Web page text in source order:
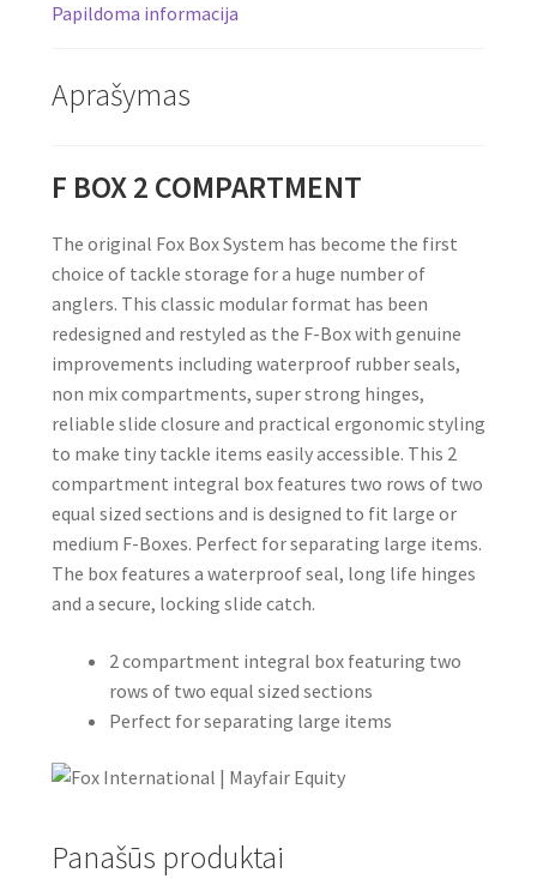
Papildoma informacija
Aprašymas
F BOX 2 COMPARTMENT
The original Fox Box System has become the first
choice of tackle storage for a huge number of
anglers. This classic modular format has been
redesigned and restyled as the F-Box with genuine
improvements including waterproof rubber seals,
non mix compartments, super strong hinges,
reliable slide closure and practical ergonomic styling
to make tiny tackle items easily accessible. This 2
compartment integral box features two rows of two
equal sized sections and is designed to fit large or
medium F-Boxes. Perfect for separating large items.
The box features a waterproof seal, long life hinges
and a secure, locking slide catch.
2 compartment integral box featuring two
rows of two equal sized sections
Perfect for separating large items
Panašūs produktai